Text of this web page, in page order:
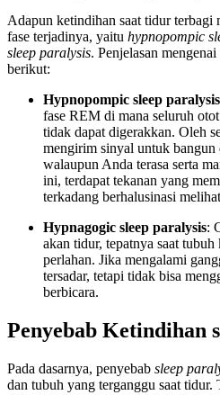
Adapun ketindihan saat tidur terbagi
fase terjadinya, yaitu hypnopompic
sleep paralysis. Penjelasan
berikut:
Hypnopompic sleep paralysis
fase REM di mana seluruh
tidak dapat digerakkan. Oleh
mengirim sinyal untuk
walaupun Anda terasa serta
ini, terdapat tekanan yang
terkadang berhalusinasi
Hypnagogic sleep paralysis:
akan tidur, tepatnya saat tubuh
perlahan. Jika mengalami
tersadar, tetapi tidak bisa
berbicara.
Penyebab Ketindihan
Pada dasarnya, penyebab sleep
dan tubuh yang terganggu saat